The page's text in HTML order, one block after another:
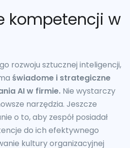
kompetencji w
rozwoju sztucznej inteligencji,
świadome i strategiczne
AI w firmie. Nie wystarczy
narzędzia. Jeszcze
o to, aby zespół posiadał
do ich efektywnego
kultury organizacyjnej